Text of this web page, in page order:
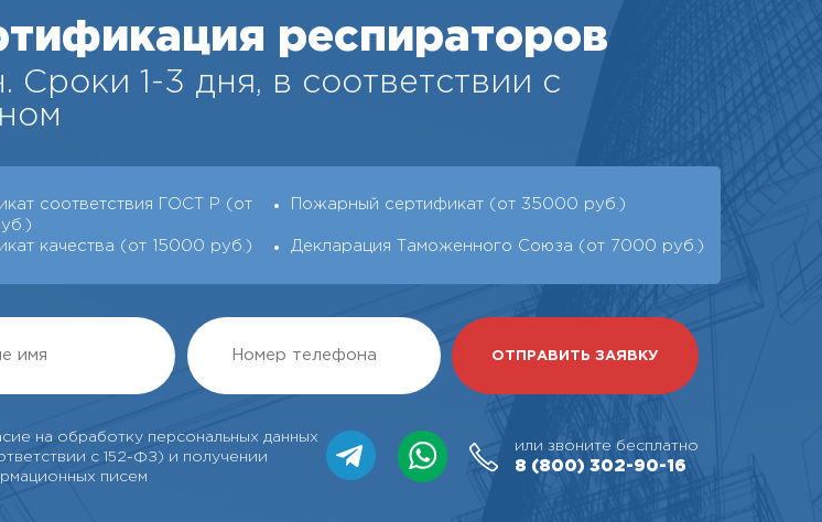
респираторов
Cроки 1-3 дня, в соответствии с
соответствия ГОСТ Р (от
Пожарный сертификат (от 35000 руб.)
качества (от 15000 руб.) Декларация Таможенного Союза (от 7000 руб.)
на обработку персональных данных
с 152-ФЗ) и получении
писем
или звоните бесплатно
8 (800) 302-90-16